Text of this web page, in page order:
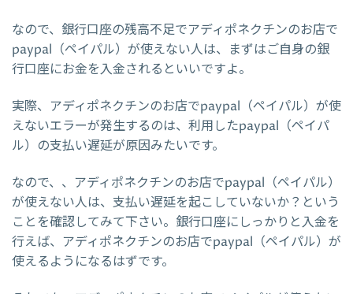
なので、銀行口座の残高不足でアディポネクチンのお店で
paypal（ペイパル）が使えない人は、まずはご自身の銀
行口座にお金を入金されるといいですよ。
実際、アディポネクチンのお店でpaypal（ペイパル）が使
えないエラーが発生するのは、利用したpaypal（ペイパ
ル）の支払い遅延が原因みたいです。
なので、、アディポネクチンのお店でpaypal（ペイパル）
が使えない人は、支払い遅延を起こしていないか？という
ことを確認してみて下さい。銀行口座にしっかりと入金を
行えば、アディポネクチンのお店でpaypal（ペイパル）が
使えるようになるはずです。